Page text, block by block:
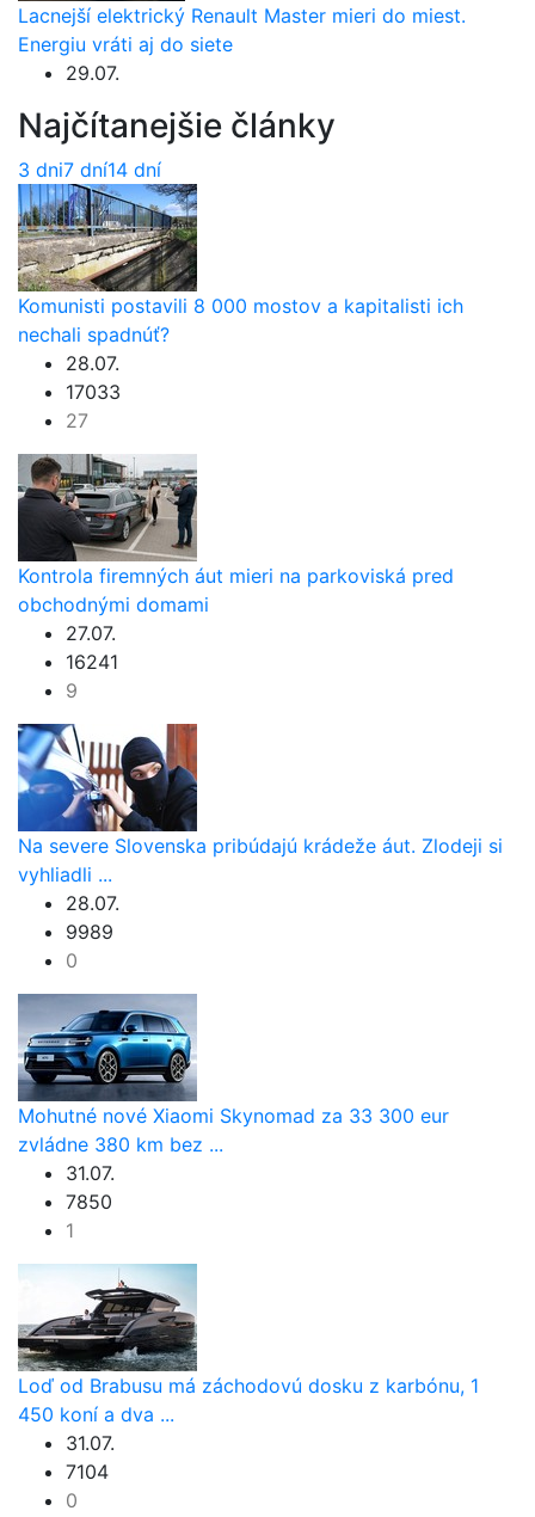
Lacnejší elektrický Renault Master mieri do miest.
Energiu vráti aj do siete
29.07.
Najčítanejšie články
3 dni7 dní14 dní
Komunisti postavili 8 000 mostov a kapitalisti ich
nechali spadnúť?
28.07.
17033
27
Kontrola firemných áut mieri na parkoviská pred
obchodnými domami
27.07.
16241
9
Na severe Slovenska pribúdajú krádeže áut. Zlodeji si
vyhliadli ...
28.07.
9989
0
Mohutné nové Xiaomi Skynomad za 33 300 eur
zvládne 380 km bez ...
31.07.
7850
1
Loď od Brabusu má záchodovú dosku z karbónu, 1
450 koní a dva ...
31.07.
7104
0